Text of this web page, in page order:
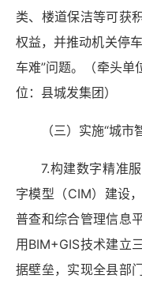
类、楼道保洁等可获
权益，并推动机关停
车难”问题。（牵头单
位：县城发集团）
（三）实施“城市
7.构建数字精准
字模型（CIM）建设
普查和综合管理信息
用BIM+GIS技术建立
据壁垒，实现全县部